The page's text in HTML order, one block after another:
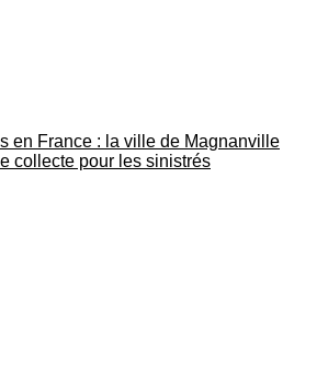
en France : la ville de Magnanville
collecte pour les sinistrés